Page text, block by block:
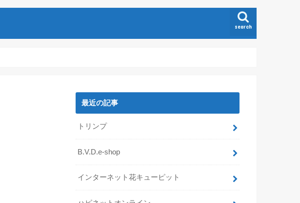
search
最近の記事
トリンプ
B.V.D.e-shop
インターネット花キューピット